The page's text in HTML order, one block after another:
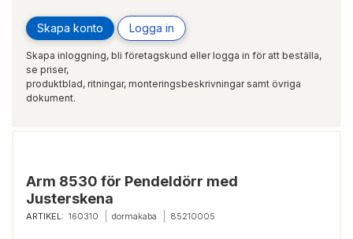
Skapa konto Logga in
Skapa inloggning, bli företagskund eller logga in för att beställa,
se priser,
produktblad, ritningar, monteringsbeskrivningar samt övriga
dokument.
Arm 8530 för Pendeldörr med
Justerskena
ARTIKEL: 160310 dormakaba 85210005